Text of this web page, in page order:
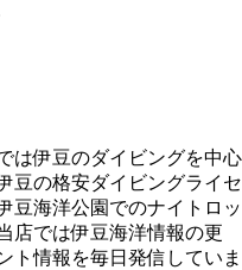
は伊豆のダイビングを中心
豆の格安ダイビングライセ
豆海洋公園でのナイトロッ
店では伊豆海洋情報の更
ト情報を毎日発信していま